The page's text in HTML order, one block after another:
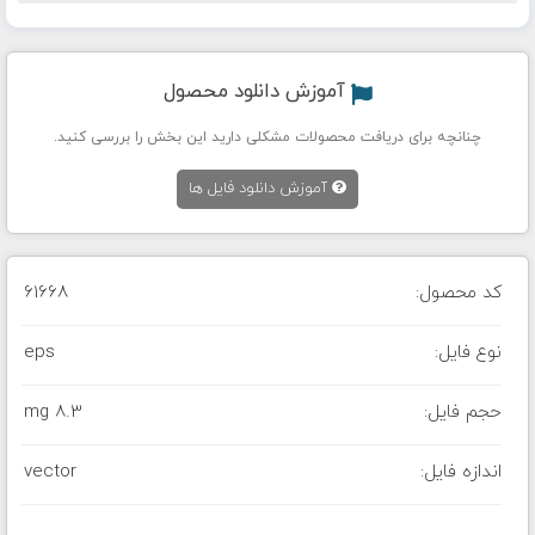
آموزش دانلود محصول
چنانچه برای دریافت محصولات مشکلی دارید این بخش را بررسی کنید.
آموزش دانلود فایل ها
کد محصول: 61668
نوع فایل: eps
حجم فایل: 8.3 mg
اندازه فایل: vector